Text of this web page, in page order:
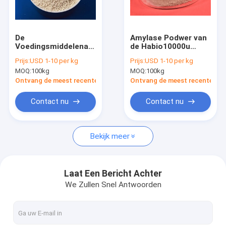
Fabrieksreis
Nieuws
NSP Enzym
Alpha Amylase
De
Voedingsmiddelenabsorptie
mannanase enzyme
powder for
Prijs:USD 1-10 per kg
MOQ:100kg
Ontvang de meest recente Prijs
Contact nu
Amylase Podwer van
de Habio10000u
voor
Voedselindustrie
Prijs:USD 1-10 per kg
MOQ:100kg
Ontvang de meest recente
Contact nu
Bekijk meer
Laat Een Bericht Achter
We Zullen Snel Antwoorden